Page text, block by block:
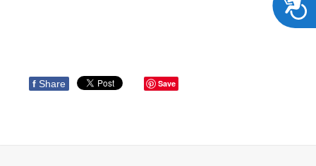
f Share Save